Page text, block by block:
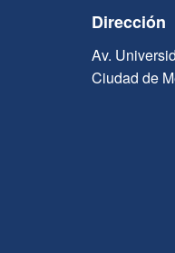
Dirección
Av.
Ciudad de